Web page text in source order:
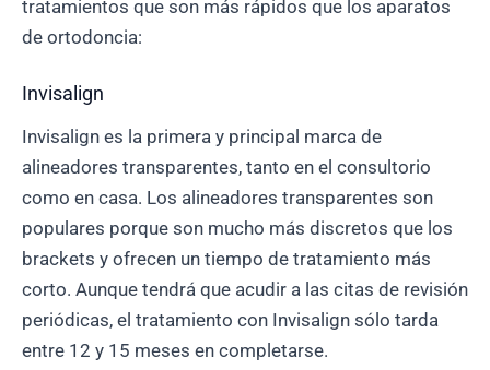
tratamientos que son más rápidos que los aparatos
de ortodoncia:
Invisalign
Invisalign es la primera y principal marca de
alineadores transparentes, tanto en el consultorio
como en casa. Los alineadores transparentes son
populares porque son mucho más discretos que los
brackets y ofrecen un tiempo de tratamiento más
corto. Aunque tendrá que acudir a las citas de revisión
periódicas, el tratamiento con Invisalign sólo tarda
entre 12 y 15 meses en completarse.